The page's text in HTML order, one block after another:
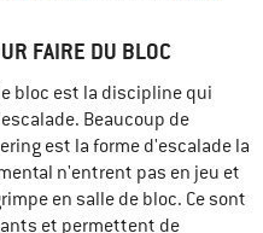
FAIRE DU BLOC
bloc est la discipline qui
Beaucoup de
est la forme d'escalade la
n'entrent pas en jeu et
en salle de bloc. Ce sont
et permettent de